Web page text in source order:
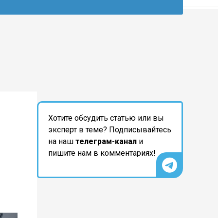
Хотите обсудить статью или вы
эксперт в теме? Подписывайтесь
на наш телеграм-канал и
пишите нам в комментариях!